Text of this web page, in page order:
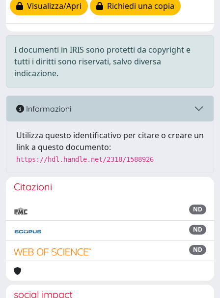
Visualizza/Apri
Richiedi una copia
I documenti in IRIS sono protetti da copyright e
tutti i diritti sono riservati, salvo diversa
indicazione.
Informazioni
Utilizza questo identificativo per citare o creare un
link a questo documento:
https://hdl.handle.net/2318/1588926
Citazioni
ND
ND
ND
social impact